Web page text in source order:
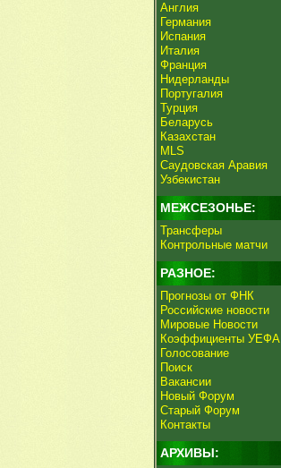
Англия
Германия
Испания
Италия
Франция
Нидерланды
Португалия
Турция
Беларусь
Казахстан
MLS
Саудовская Аравия
Узбекистан
МЕЖСЕЗОНЬЕ:
Трансферы
Контрольные матчи
РАЗНОЕ:
Прогнозы от ФНК
Российские новости
Мировые Новости
Коэффициенты УЕФА
Голосование
Поиск
Вакансии
Новый Форум
Старый Форум
Контакты
АРХИВЫ: